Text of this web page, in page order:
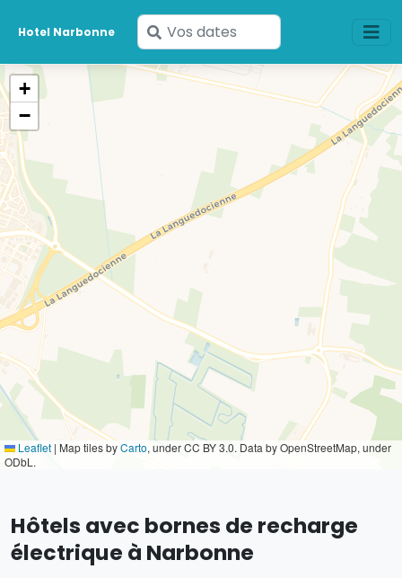
Hotel Narbonne
Saisissez
vos
dates
+
−
Leaflet | Map tiles byCarto, under CC BY 3.0. Data by OpenStreetMap, under
ODbL.
Hôtels avec bornes de recharge
électrique à Narbonne